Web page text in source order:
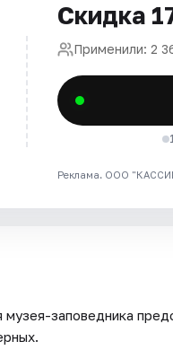
Скидка
Применили: 2
Реклама. ООО
заповедника